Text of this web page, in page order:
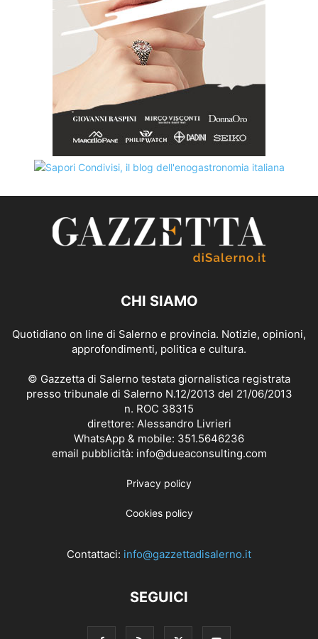
CHI SIAMO
Quotidiano on line di Salerno e provincia. Notizie, opinioni,
approfondimenti, politica e cultura.
© Gazzetta di Salerno testata giornalistica registrata
presso tribunale di Salerno N.12/2013 del 21/06/2013
n. ROC 38315
direttore: Alessandro Livrieri
WhatsApp & mobile: 351.5646236
email pubblicità: info@dueaconsulting.com
Privacy policy
Cookies policy
Contattaci: info@gazzettadisalerno.it
SEGUICI